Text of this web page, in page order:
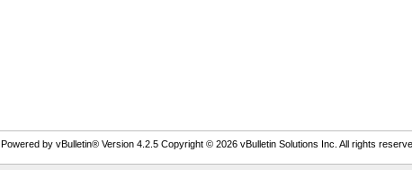
Powered by vBulletin® Version 4.2.5 Copyright © 2026 vBulletin Solutions Inc. All rights